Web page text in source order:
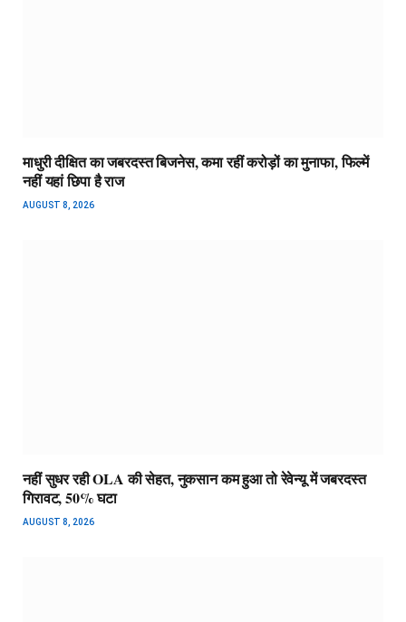
माधुरी दीक्षित का जबरदस्त बिजनेस, कमा रहीं करोड़ों का मुनाफा, फिल्में
नहीं यहां छिपा है राज
AUGUST 8, 2026
नहीं सुधर रही OLA की सेहत, नुकसान कम हुआ तो रेवेन्यू में जबरदस्त
गिरावट, 50% घटा
AUGUST 8, 2026